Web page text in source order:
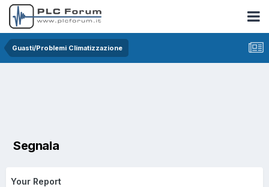
Guasti/Problemi Climatizzazione
Segnala
Your Report